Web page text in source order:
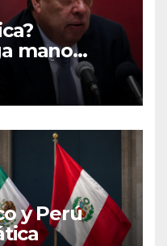
mano
de Ángel
y Perú